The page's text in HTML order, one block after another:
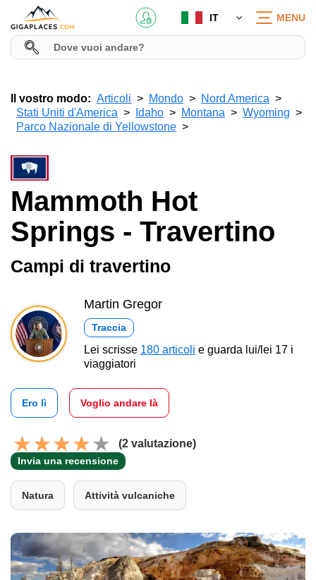
IT MENU
Il vostro modo: Articoli Mondo
Nord America
Stati Uniti d'America
Idaho Montana
Wyoming
Parco Nazionale di Yellowstone
Mammoth Hot
Springs - Travertino
Campi di travertino
Martin Gregor
Traccia
Lei scrisse 180 articoli e guarda lui/lei 17 i
viaggiatori
Ero lì Voglio andare là
(2 valutazione)
Invia una recensione
Natura Attività vulcaniche